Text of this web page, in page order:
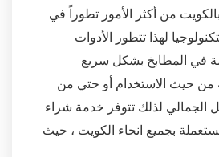
من أكثر الأمور تطوراً في
لهذا تتطور الأدوات
في المطابخ بشكل سريع
من حيث الاستخدام أو حتي من
الجمالي لذلك تتوفر خدمة شراء
بجميع انحاء الكويت ، حيث